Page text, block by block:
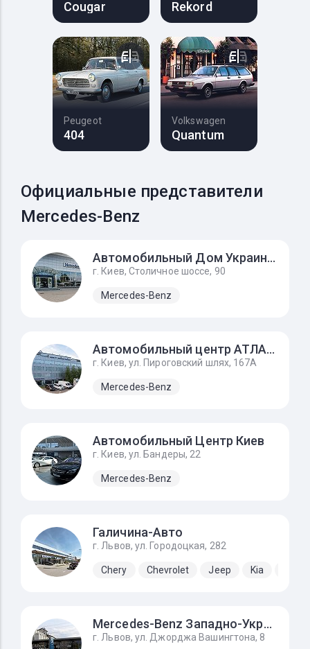
Cougar Rekord
Peugeot
404
Volkswagen
Quantum
Официальные представители
Mercedes-Benz
Автомобильный Дом Украина-Мерседес Бенц
г. Киев, Столичное шоссе, 90
Mercedes-Benz
Автомобильный центр АТЛАНТ
г. Киев, ул. Пироговский шлях, 167А
Mercedes-Benz
Автомобильный Центр Киев
г. Киев, ул. Бандеры, 22
Mercedes-Benz
Галичина-Авто
г. Львов, ул. Городоцкая, 282
Chery Chevrolet Jeep Kia
Mercedes-Benz Западно-Украинский Автомобильный Дом
г. Львов, ул. Джорджа Вашингтона, 8